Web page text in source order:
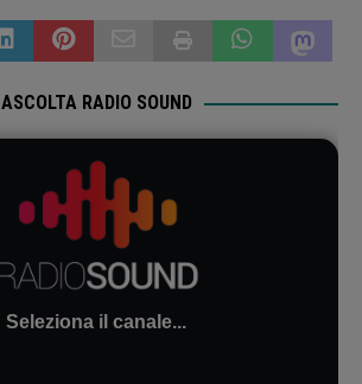
ASCOLTA RADIO SOUND
Seleziona il canale...